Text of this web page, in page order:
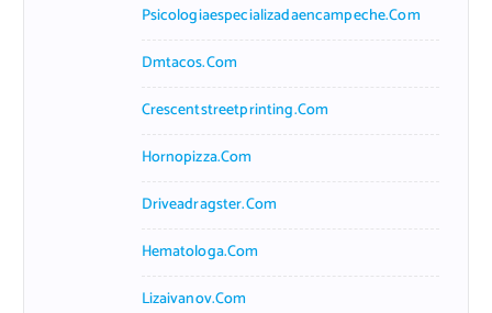
Psicologiaespecializadaencampeche.com
Dmtacos.com
Crescentstreetprinting.com
Hornopizza.com
Driveadragster.com
Hematologa.com
Lizaivanov.com